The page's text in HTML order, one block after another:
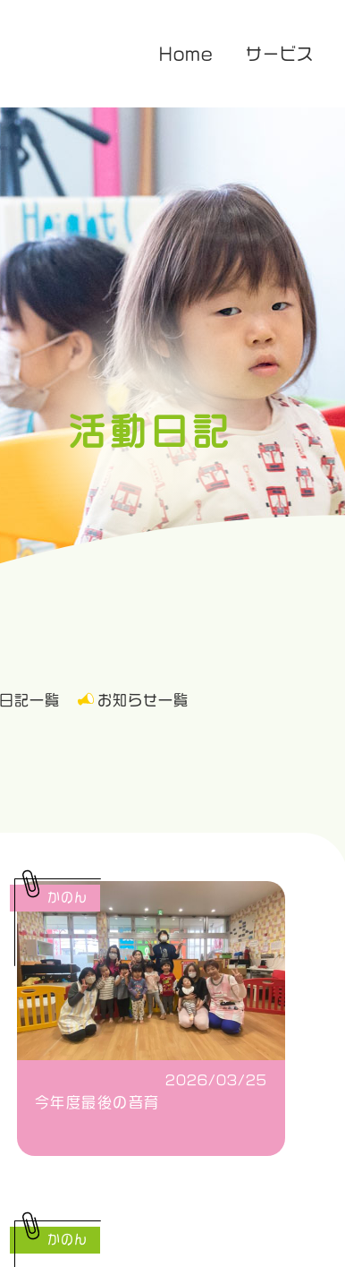
Home サービス
企業主導型保育園
花音保育園
医療的ケア対応型児童発達支援
放課後等デイサービス
あまね
活動日記
日記一覧 お知らせ一覧
2026/03/25
今年度最後の音育
かのん
かのん